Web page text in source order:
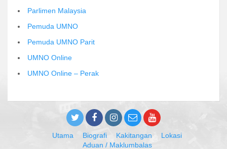
Parlimen Malaysia
Pemuda UMNO
Pemuda UMNO Parit
UMNO Online
UMNO Online – Perak
Utama Biografi Kakitangan
Lokasi
Aduan / Maklumbalas